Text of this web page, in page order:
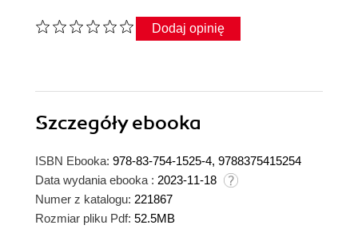
Dodaj opinię
Szczegółyebooka
ISBN Ebooka: 978-83-754-1525-4, 9788375415254
Data wydania ebooka : 2023-11-18
Numer z katalogu: 221867
Rozmiar pliku Pdf: 52.5MB